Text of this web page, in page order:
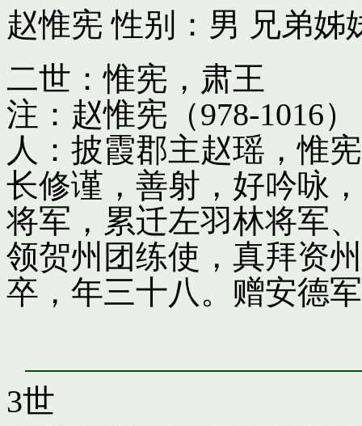
赵惟宪 性别：男 兄弟姊
二世：惟宪，肃王
注：赵惟宪（978-1016
人：披霞郡主赵瑶，惟
长修谨，善射，好吟咏
将军，累迁左羽林将军
领贺州团练使，真拜资
卒，年三十八。赠安德
3世